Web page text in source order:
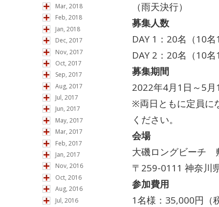
Mar, 2018
Feb, 2018
Jan, 2018
Dec, 2017
Nov, 2017
Oct, 2017
Sep, 2017
Aug, 2017
Jul, 2017
Jun, 2017
May, 2017
Mar, 2017
Feb, 2017
Jan, 2017
Nov, 2016
Oct, 2016
Aug, 2016
Jul, 2016
（雨天決行）
募集人数
DAY 1：20名（10
DAY 2：20名（10
募集期間
2022年4月1日～5
※両日ともに定員に
ください。
会場
大磯ロングビーチ
〒259-0111 神奈川
参加費用
1名様：35,000円（